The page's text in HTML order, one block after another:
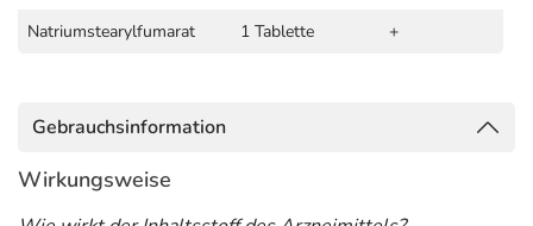
Natriumstearylfumarat
1 Tablette +
Gebrauchsinformation
Wirkungsweise